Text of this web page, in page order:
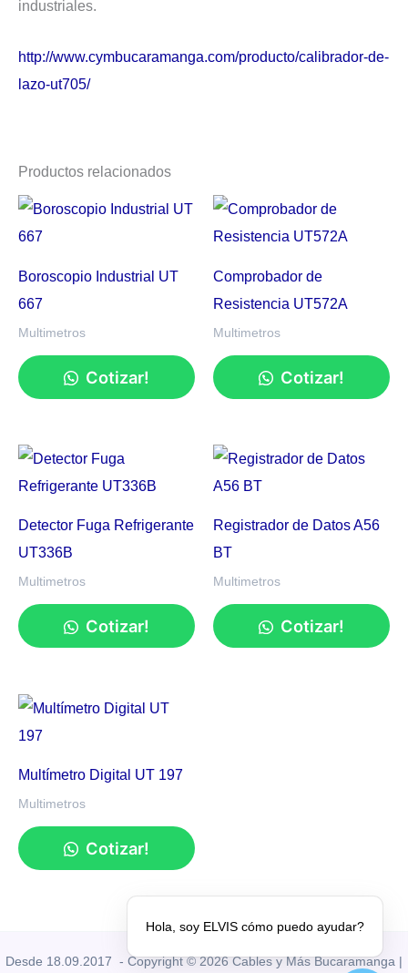
industriales.
http://www.cymbucaramanga.com/producto/calibrador-de-
lazo-ut705/
Productos relacionados
Boroscopio Industrial UT
667
Multimetros
Cotizar!
Comprobador de
Resistencia UT572A
Multimetros
Cotizar!
Detector Fuga Refrigerante
UT336B
Multimetros
Cotizar!
Registrador de Datos A56
BT
Multimetros
Cotizar!
Multímetro Digital UT 197
Multimetros
Cotizar!
Desde 18.09.2017 - Copyright © 2026 Cables y Más Bucaramanga |
Hola, soy ELVIS cómo puedo ayudar?